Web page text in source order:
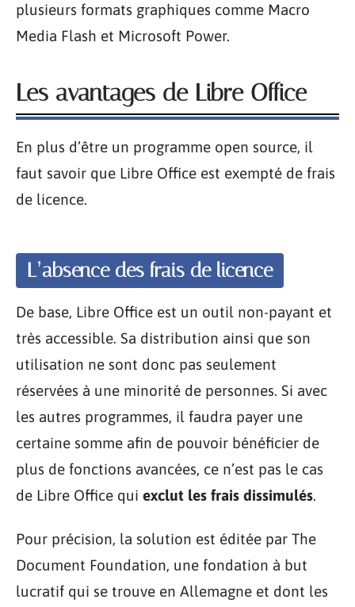
plusieurs formats graphiques comme Macro
Media Flash et Microsoft Power.
Les avantages de Libre Office
En plus d’être un programme open source, il
faut savoir que Libre Office est exempté de frais
de licence.
L’absence des frais de licence
De base, Libre Office est un outil non-payant et
très accessible. Sa distribution ainsi que son
utilisation ne sont donc pas seulement
réservées à une minorité de personnes. Si avec
les autres programmes, il faudra payer une
certaine somme afin de pouvoir bénéficier de
plus de fonctions avancées, ce n’est pas le cas
de Libre Office qui exclut les frais dissimulés.
Pour précision, la solution est éditée par The
Document Foundation, une fondation à but
lucratif qui se trouve en Allemagne et dont les